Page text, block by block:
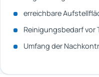
erreichbare
Reinigungsbedarf
Umfang der